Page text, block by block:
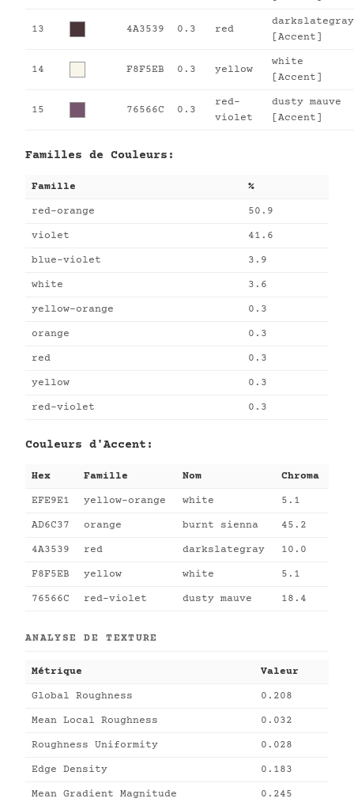
13 4A3539 0.3 red
darkslategray
[Accent]
14 F8F5EB 0.3 yellow
white
[Accent]
15 76566C 0.3
red-
violet
dusty mauve
[Accent]
Familles de Couleurs:
Famille %
red-orange 50.9
violet 41.6
blue-violet 3.9
white 3.6
yellow-orange 0.3
orange 0.3
red 0.3
yellow 0.3
red-violet 0.3
Couleurs d'Accent:
Hex Famille Nom Chroma
EFE9E1 yellow-orange white 5.1
AD6C37 orange burnt sienna 45.2
4A3539 red darkslategray 10.0
F8F5EB yellow white 5.1
76566C red-violet dusty mauve 18.4
ANALYSE DE TEXTURE
Métrique Valeur
Global Roughness 0.208
Mean Local Roughness 0.032
Roughness Uniformity 0.028
Edge Density 0.183
Mean Gradient Magnitude 0.245